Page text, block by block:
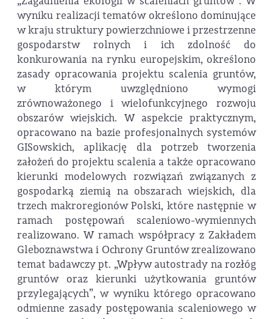
wyniku realizacji tematów określono dominujące
w kraju struktury powierzchniowe i przestrzenne
gospodarstw rolnych i ich zdolność do
konkurowania na rynku europejskim, określono
zasady opracowania projektu scalenia gruntów,
w którym uwzględniono wymogi
zrównoważonego i wielofunkcyjnego rozwoju
obszarów wiejskich. W aspekcie praktycznym,
opracowano na bazie profesjonalnych systemów
GISowskich, aplikację dla potrzeb tworzenia
założeń do projektu scalenia a także opracowano
kierunki modelowych rozwiązań związanych z
gospodarką ziemią na obszarach wiejskich, dla
trzech makroregionów Polski, które następnie w
ramach postępowań scaleniowo-wymiennych
realizowano. W ramach współpracy z Zakładem
Gleboznawstwa i Ochrony Gruntów zrealizowano
temat badawczy pt. „Wpływ autostrady na rozłóg
gruntów oraz kierunki użytkowania gruntów
przylegających”, w wyniku którego opracowano
odmienne zasady postępowania scaleniowego w